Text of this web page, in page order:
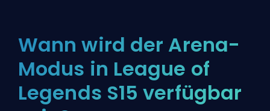
Wann wird der Arena-
Modus in League of
Legends S15 verfügbar